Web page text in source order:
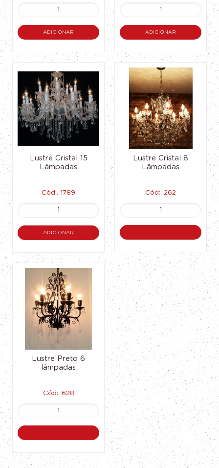
ADICIONAR ADICIONAR
Lustre Cristal 15
Lâmpadas
Cód:. 1789
ADICIONAR
Lustre Cristal 8
Lâmpadas
Cód:. 262
Lustre Preto 6
lâmpadas
Cód:. 628